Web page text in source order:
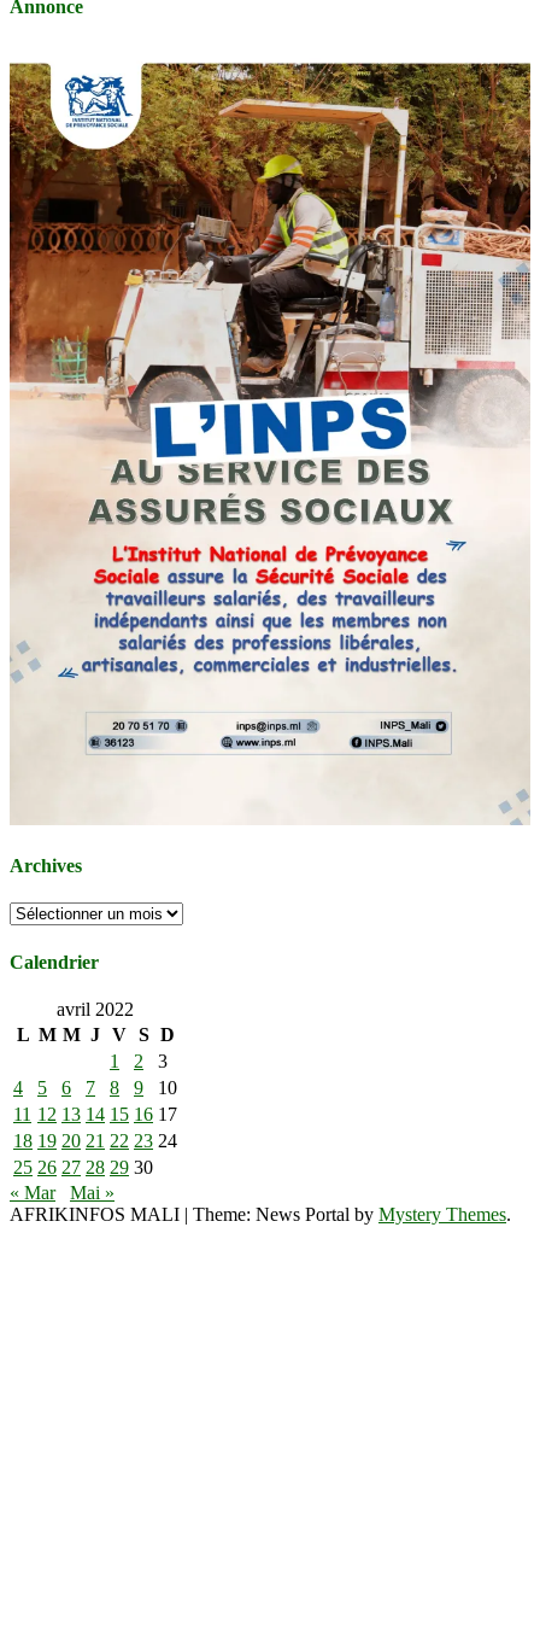
Annonce
Archives
Archives
Calendrier
avril 2022
L M M J V S D
1
2
3
4
5 6 7 8 9
10
11 12 13 14 15 16 17
18 19 20 21 22 23 24
25 26 27 28 29 30
« Mar
Mai »
AFRIKINFOS MALI | Theme: News Portal by Mystery Themes.